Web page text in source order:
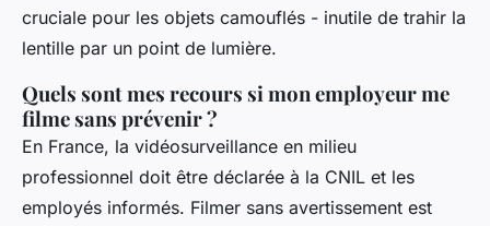
cruciale pour les objets camouflés - inutile de trahir la
lentille par un point de lumière.
Quels sont mes recours si mon employeur me
filme sans prévenir ?
En France, la vidéosurveillance en milieu
professionnel doit être déclarée à la CNIL et les
employés informés. Filmer sans avertissement est